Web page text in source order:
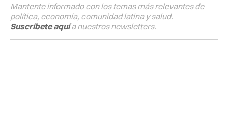
Mantente informado con los temas más relevantes de
política, economía, comunidad latina y salud.
Suscríbete aquía nuestros newsletters.